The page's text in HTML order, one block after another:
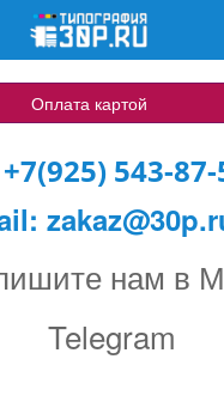
Оплата картой
+7(925) 543-
нам в
Telegram